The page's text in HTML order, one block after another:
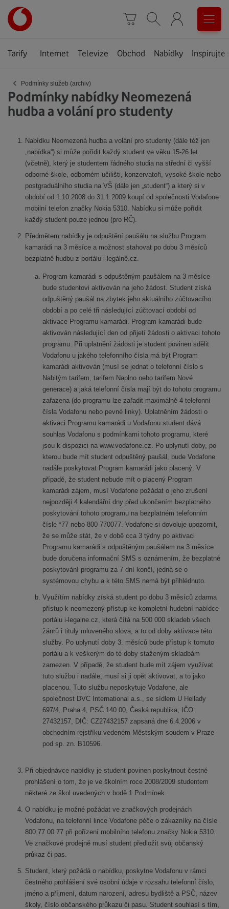
stránka
Košík
Vyhledávání
Menu
Tarify Internet Televize Obchod Nabídky Inspirujte
‹ Podmínky služeb (archiv)
Podmínky nabídky Neomezená
hudba a volání pro studenty
Nabídku Neomezená hudba a volání pro studenty (dále též jen
„nabídka“) si může pořídit každý student ve věku 15-26 let
(včetně), který je studentem řádného studia na střední či vyšší
odborné škole, odborném učilišti, konzervatoři, vysoké škole nebo
postgraduálního studia na VŠ (dále jen „student“) a který si v
období od 1.10.2008 do 31.1.2009 koupí od společnosti Vodafone
mobilní telefon značky Nokia 5310. Nabídku si může pořídit
každý student pouze jednou (pro RČ).
Předmětem nabídky je odpuštění paušálu na službu Program
kamarádi na 3 měsíce a možnost stahovat po dobu 3 měsíců
bezplatně hudbu z portálu i-legálně.cz.
Program kamarádi s odpuštěným paušálem na 3 měsíce
bude studentovi aktivován na jeho žádost. Student získá
odpuštěný paušál na zbytek jeho aktuálního zúčtovacího
období a po celé tři následující zúčtovací období od
aktivace Programu kamarádi. Program kamarádi bude
aktivován následující den od přijetí žádosti o aktivaci tohoto
programu. Při uplatnění žádosti je student povinen sdělit
Vodafonu u jakého telefonního čísla má být Program
kamarádi aktivován (musí se jednat o telefonní číslo s
Nabitým tarifem, tarifem Naplno nebo tarifem Nové
generace) a jaká telefonní čísla mají být do tohoto programu
zařazena (do programu lze zařadit maximálně 4 telefonní
čísla Vodafonu nebo pevné linky). Uplatněním žádosti o
aktivaci Programu kamarádi u Vodafonu student dává
souhlas Vodafonu s podmínkami tohoto programu, které
jsou k dispozici na www.vodafone.cz. Po uplynutí doby, po
kterou bude mít student odpuštěný paušál, bude Vodafone
nadále poskytovat Program kamarádi jako placený. V
případě, že student nebude mít o placený Program
kamarádi zájem, musí Vodafone požádat o jeho zrušení
nejpozději 4 kalendářní dny před ukončením bezplatného
poskytování tohoto programu na bezplatném telefonním
čísle *77 nebo 800 770077. Vodafone si dovoluje upozornit,
že se může stát, že v době cca 3 týdny po aktivaci
Programu kamarádi s odpuštěným paušálem na 3 měsíce
bude doručena informační SMS s oznámením, že bezplatné
poskytování programu za 7 dní končí, jedná se o
systémovou chybu a k této SMS nemá být přihlédnuto.
Využítím nabídky získá student po dobu 3 měsíců zdarma
přístup k neomezený přístup ke kompletní hudební nabídce
portálu i-legalne.cz, která čítá na 500 000 skladeb všech
žánrů i tituly mluveného slova, a to od doby aktivace této
služby. Po uplynutí doby 3. měsíců bude přístup k tomuto
portálu a k veškerým do té doby staženým skladbám
zamezen. V případě, že student bude mít zájem využívat
tuto službu i nadále, musí si ji opět aktivovat, a to jako
placenou. Tuto službu neposkytuje Vodafone, ale
společnost DVC International a.s., se sídlem U Hellady
697/4, Praha 4, PSČ 140 00, Česká republika, IČO:
27432157, DIČ: CZ27432157 zapsaná dne 6.4.2006 v
obchodním rejstříku vedeném Městským soudem v Praze
pod sp. zn. B10596.
Při objednávce nabídky je student povinen poskytnout čestné
prohlášení o tom, že je ve školním roce 2008/2009 studentem
některé ze škol uvedených v bodě 1 Podmínek.
O nabídku je možné požádat ve značkových prodejnách
Vodafonu, na telefonní lince Vodafone péče o zákazníky na čísle
800 77 00 77 při pořízení mobilního telefonu značky Nokia 5310.
Ve značkové prodejně musí student předložit svůj občanský
průkaz či pas.
Student, který požádá o nabídku, poskytne Vodafonu v rámci
čestného prohlášení své osobní údaje v rozsahu telefonní číslo,
jméno a příjmení, datum narození, adresu bydliště a PSČ, název
školy, číslo občanského průkazu či pasu. Student souhlasí s tím,